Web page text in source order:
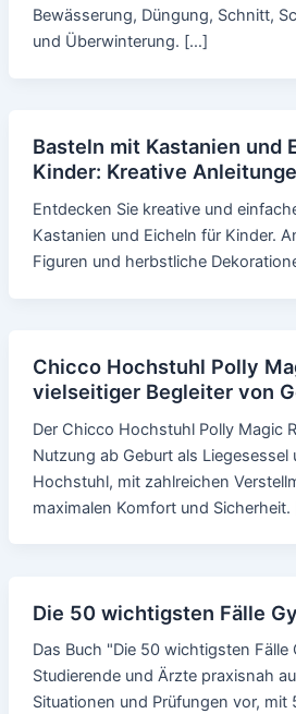
Bewässerung, Düngung, Schnitt,
und Überwinterung. […]
Basteln mit Kastanien und
Kinder: Kreative
Entdecken Sie kreative und
Kastanien und Eicheln für Kinder.
Figuren und herbstliche
Chicco Hochstuhl Polly
vielseitiger Begleiter von
Der Chicco Hochstuhl Polly Magic
Nutzung ab Geburt als Liegesessel
Hochstuhl, mit zahlreichen
maximalen Komfort und
Die 50 wichtigsten Fälle
Das Buch "Die 50 wichtigsten
Studierende und Ärzte praxisnah
Situationen und Prüfungen vor, mit